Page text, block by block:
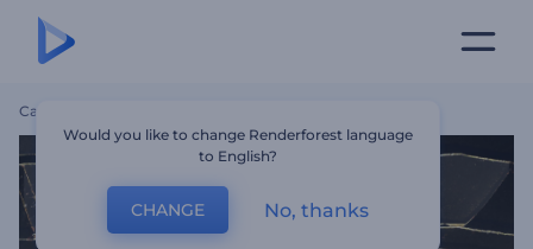
Casa
Would you like to change Renderforest language
to English?
CHANGE No, thanks